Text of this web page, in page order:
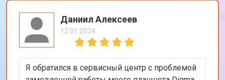
Даниил Алексеев
12.01.2024
Я обратился в сервисный центр с проблемой